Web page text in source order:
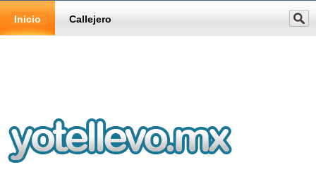
Inicio Callejero